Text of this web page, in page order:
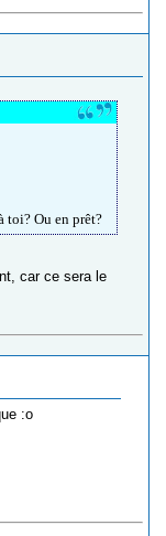
toi? Ou en prêt?
car ce sera le
:o